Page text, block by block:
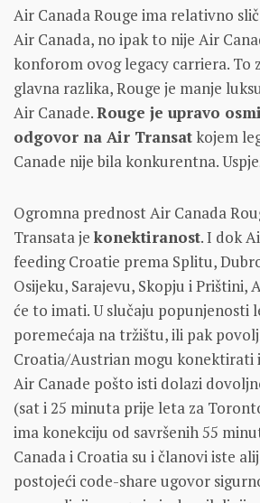
Air Canada Rouge ima relativno
Air Canada, no ipak to nije Air
konforom ovog legacy carriera. To
glavna razlika, Rouge je manje
Air Canade.Rouge je upravo
odgovor na Air Transatkojem
Canade nije bila konkurentna.
Ogromna prednost Air Canada
Transata je konektiranost. I dok
feeding Croatie prema Splitu,
Osijeku, Sarajevu, Skopju i Prištini,
će to imati. U slučaju popunjenosti
poremećaja na tržištu, ili pak
Croatia/Austrian mogu konektirati
Air Canade pošto isti dolazi
(sat i 25 minuta prije leta za
ima konekciju od savršenih 55
Canada i Croatia su i članovi iste
postojeći code-share ugovor